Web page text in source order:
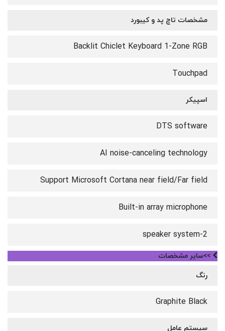
مشخصات تاچ پد و کیبورد
Backlit Chiclet Keyboard 1-Zone RGB
Touchpad
اسپیکر
DTS software
AI noise-canceling technology
Support Microsoft Cortana near field/Far field
Built-in array microphone
2-speaker system
>>سایر مشخصات
رنگ
Graphite Black
سیستم عامل